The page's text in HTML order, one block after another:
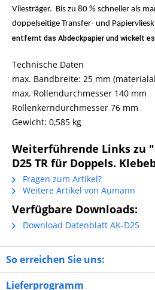
Vliesträger. Bis zu 80 % schneller als
doppelseitige Transfer- und
entfernt das Abdeckpapier und wickelt
Technische Daten
max. Bandbreite: 25 mm
max. Rollendurchmesser 140 mm
Rollenkerndurchmesser 76 mm
Gewicht: 0,585 kg
Weiterführende Links zu
D25 TR für Doppels.
Fragen zum Artikel?
Weitere Artikel von Aumann
Verfügbare Downloads:
Download Datenblatt AK-D25
So erreichen Sie uns:
Lieferprogramm